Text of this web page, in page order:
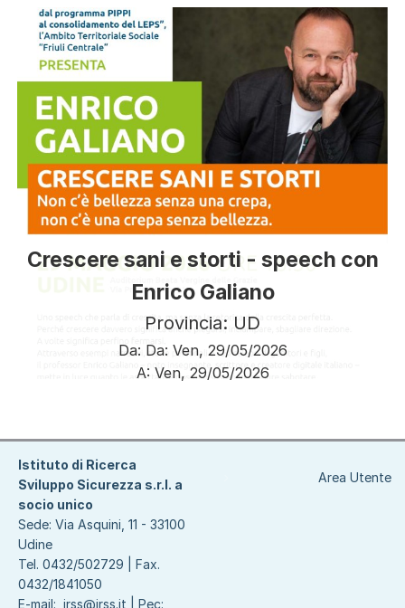
Crescere sani e storti - speech con
Enrico Galiano
Provincia: UD
Da: Da: Ven, 29/05/2026
A: Ven, 29/05/2026
Area Utente
Istituto di Ricerca
Sviluppo Sicurezza s.r.l. a
socio unico
Sede: Via Asquini, 11 - 33100
Udine
Tel. 0432/502729 | Fax.
0432/1841050
E-mail: irss@irss.it | Pec: